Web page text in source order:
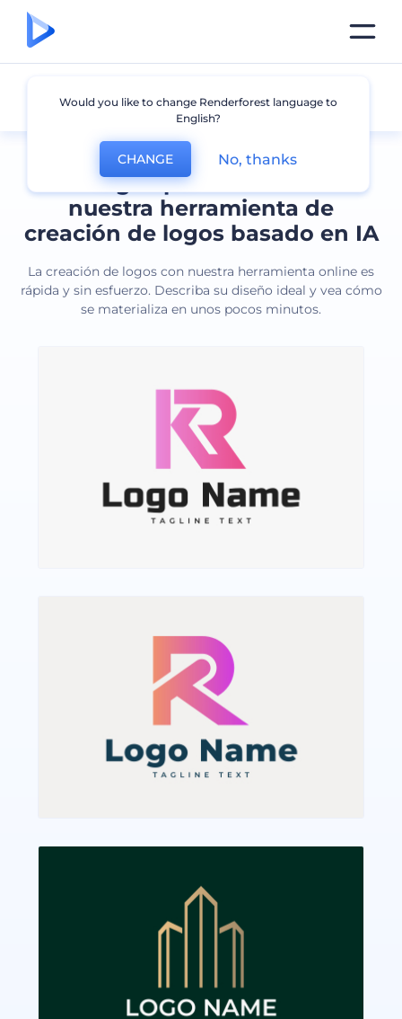
Cree logos profesionales con
nuestra herramienta de
creación de logos basado en IA
La creación de logos con nuestra herramienta online es
rápida y sin esfuerzo. Describa su diseño ideal y vea cómo
se materializa en unos pocos minutos.
Todos los logos
Would you like to change Renderforest language to
English?
CHANGE No, thanks